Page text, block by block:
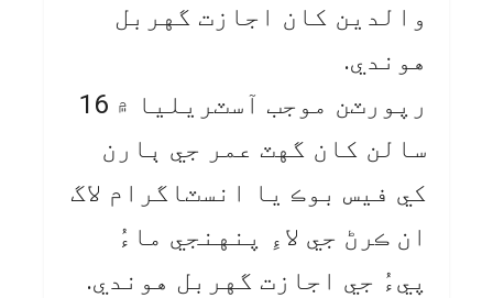
والدين کان اجازت گهربل
هوندي.
رپورٽن موجب آسٽريليا ۾ 16
سالن کان گهٽ عمر جي ٻارن
کي فيس بوڪ يا انسٽاگرام لاگ
ان ڪرڻ جي لاءِ پنهنجي ماءُ
پيءُ جي اجازت گهربل هوندي.